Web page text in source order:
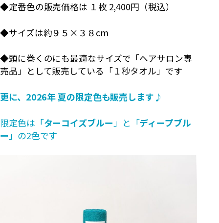
◆定番色の販売価格は １枚 2,400円（税込）
◆サイズは約９５×３８cm
◆頭に巻くのにも最適なサイズで「ヘアサロン専
売品」として販売している「１秒タオル」です
更に、2026年 夏の限定色も販売します♪
限定色は「ターコイズブルー」と「ディープブル
ー」の2色です